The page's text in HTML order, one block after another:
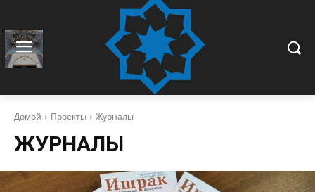
Домой Проекты Журналы
ЖУРНАЛЫ